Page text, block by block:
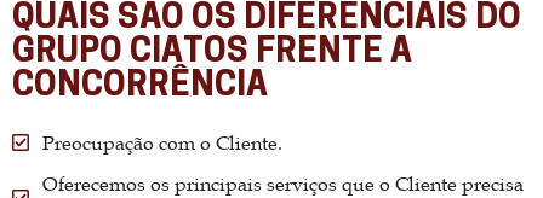
QUAIS SÃO OS DIFERENCIAIS DO
GRUPO CIATOS FRENTE A
CONCORRÊNCIA
Preocupação com o Cliente.
Oferecemos os principais serviços que o Cliente precisa